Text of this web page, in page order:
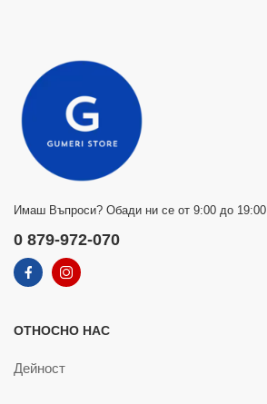
Имаш Въпроси? Обади ни се от 9:00 до 19:00
0 879-972-070
ОТНОСНО НАС
Дейност